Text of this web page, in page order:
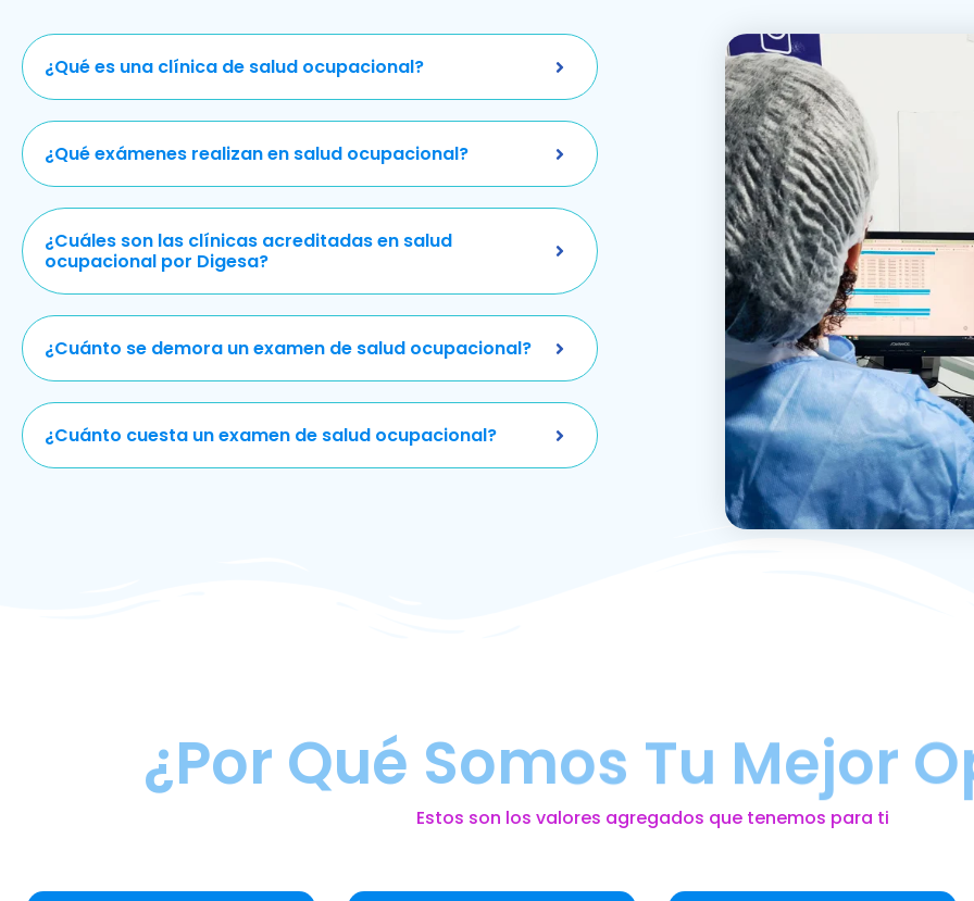
¿Qué es una clínica de salud ocupacional?
¿Qué exámenes realizan en salud ocupacional?
¿Cuáles son las clínicas acreditadas en salud
ocupacional por Digesa?
¿Cuánto se demora un examen de salud ocupacional?
¿Cuánto cuesta un examen de salud ocupacional?
¿Por Qué Somos Tu Mejor
Estos son los valores agregados que tenemos para ti